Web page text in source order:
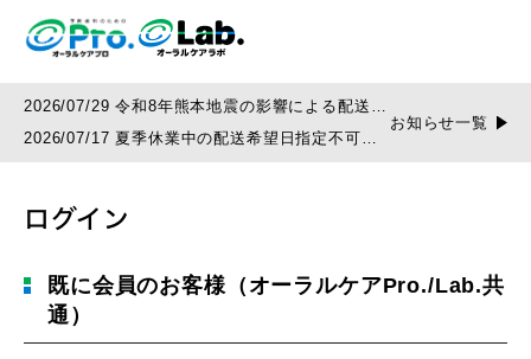
2026/07/29 令和8年熊本地震の影響による配送遅
延について
2026/07/17 夏季休業中の配送希望日指定不可の
お知らせ一覧
ログイン
既に会員のお客様（オーラルケアPro./Lab.共
通）